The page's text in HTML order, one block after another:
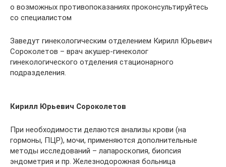
о возможных противопоказаниях проконсультируйтесь
со специалистом
Заведут гинекологическим отделением Кирилл Юрьевич
Сороколетов – врач акушер-гинеколог
гинекологического отделения стационарного
подразделения.
Кирилл Юрьевич Сороколетов
При необходимости делаются анализы крови (на
гормоны, ПЦР), мочи, применяются дополнительные
методы исследований – лапароскопия, биопсия
эндометрия и пр. Железнодорожная больница